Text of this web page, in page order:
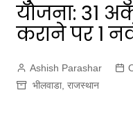
योजना: 31
कराने पर 1
Ashish Parashar
भीलवाडा, राजस्थान